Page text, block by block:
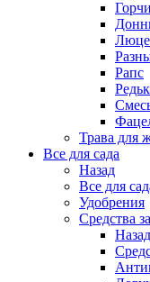
Рапс
Трава для
Все для сада
Назад
Все для
Удобрения
Средства
Назад